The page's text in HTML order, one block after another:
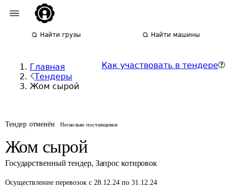
Найти грузы Найти машины
Главная
Тендеры
Жом сырой
Как участвовать в тендере
Тендер отменён Несколько поставщиков
Жом сырой
Государственный тендер, Запрос котировок
Осуществление перевозок с 28.12.24 по 31.12.24